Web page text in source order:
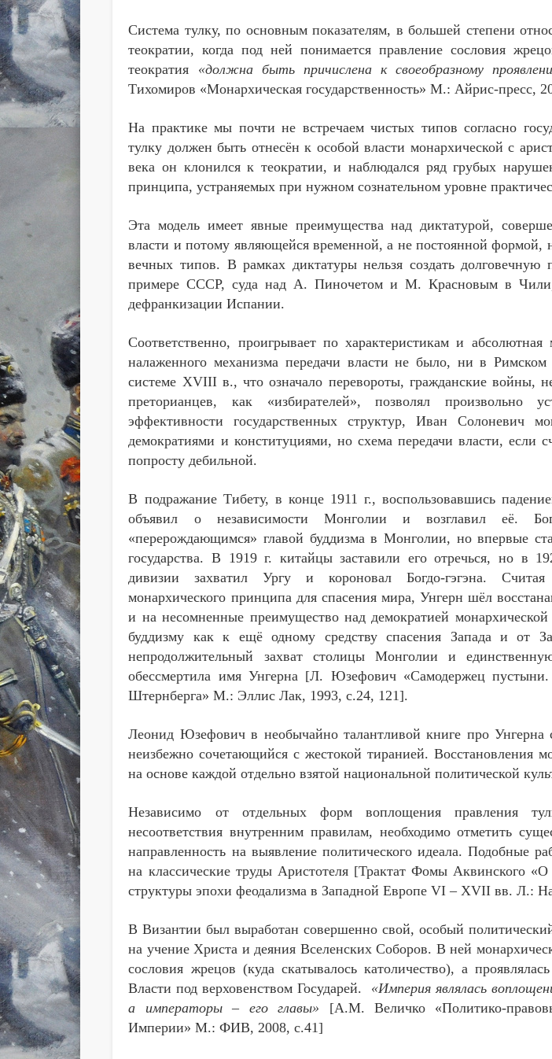
Система тулку, по основным показателям, в большей степени
теократии, когда под ней понимается правление сословия
теократия «должна быть причислена к своеобразному
Тихомиров «Монархическая государственность» М.: Айрис-пресс,
На практике мы почти не встречаем чистых типов согласно
тулку должен быть отнесён к особой власти монархической с
века он клонился к теократии, и наблюдался ряд грубых
принципа, устраняемых при нужном сознательном уровне
Эта модель имеет явные преимущества над диктатурой,
власти и потому являющейся временной, а не постоянной формой,
вечных типов. В рамках диктатуры нельзя создать
примере СССР, суда над А. Пиночетом и М. Красновым в
дефранкизации Испании.
Соответственно, проигрывает по характеристикам и
налаженного механизма передачи власти не было, ни в
системе XVIII в., что означало перевороты, гражданские войны,
преторианцев, как «избирателей», позволял произвольно
эффективности государственных структур, Иван Солоневич
демократиями и конституциями, но схема передачи власти, если
попросту дебильной.
В подражание Тибету, в конце 1911 г., воспользовавшись
объявил о независимости Монголии и возглавил её.
«перерождающимся» главой буддизма в Монголии, но впервые
государства. В 1919 г. китайцы заставили его отречься, но в
дивизии захватил Ургу и короновал Богдо-гэгэна.
монархического принципа для спасения мира, Унгерн шёл
и на несомненные преимущество над демократией
буддизму как к ещё одному средству спасения Запада и от
непродолжительный захват столицы Монголии и
обессмертила имя Унгерна [Л. Юзефович «Самодержец
Штернберга» М.: Эллис Лак, 1993, с.24, 121].
Леонид Юзефович в необычайно талантливой книге про Унгерна
неизбежно сочетающийся с жестокой тиранией. Восстановления
на основе каждой отдельно взятой национальной политической
Независимо от отдельных форм воплощения правления
несоответствия внутренним правилам, необходимо отметить
направленность на выявление политического идеала. Подобные
на классические труды Аристотеля [Трактат Фомы Аквинского
структуры эпохи феодализма в Западной ЕвропеVI – XVII вв. Л.:
В Византии был выработан совершенно свой, особый
на учение Христа и деяния Вселенских Соборов. В ней
сословия жрецов (куда скатывалось католичество), а
Власти под верховенством Государей.
«Империя являлась
а императоры – его главы» [А.М. Величко «Политико-
Империи» М.: ФИВ, 2008, с.41]